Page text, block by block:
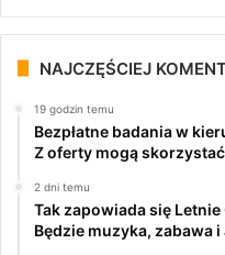
NAJCZĘŚCIEJ
19 godzin temu
Bezpłatne badania w
Z oferty mogą
2 dni temu
Tak zapowiada się
Będzie muzyka, zabawa